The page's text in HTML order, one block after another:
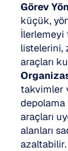
Görev
küçük,
İlerlemeyi
listelerini,
araçları
takvimler
depolama
araçları
alanları
azaltabilir.